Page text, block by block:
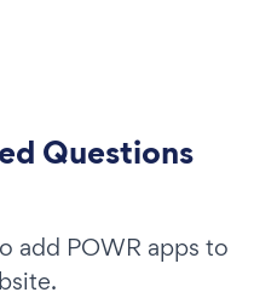
Questions
add POWR apps to